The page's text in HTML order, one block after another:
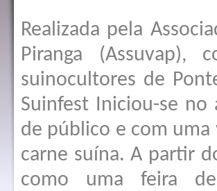
Realizada pela
Piranga (Assuvap),
suinocultores de
Suinfest Iniciou-se no
de público e com uma
carne suína. A partir
como uma feira